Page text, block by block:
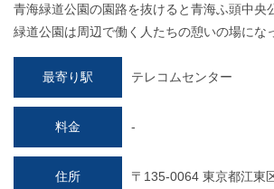
青海緑道公園の園路を抜けると青海ふ頭中央
緑道公園は周辺で働く人たちの憩いの場にな
最寄り駅 テレコムセンター
料金 -
住所 〒135-0064 東京都江東